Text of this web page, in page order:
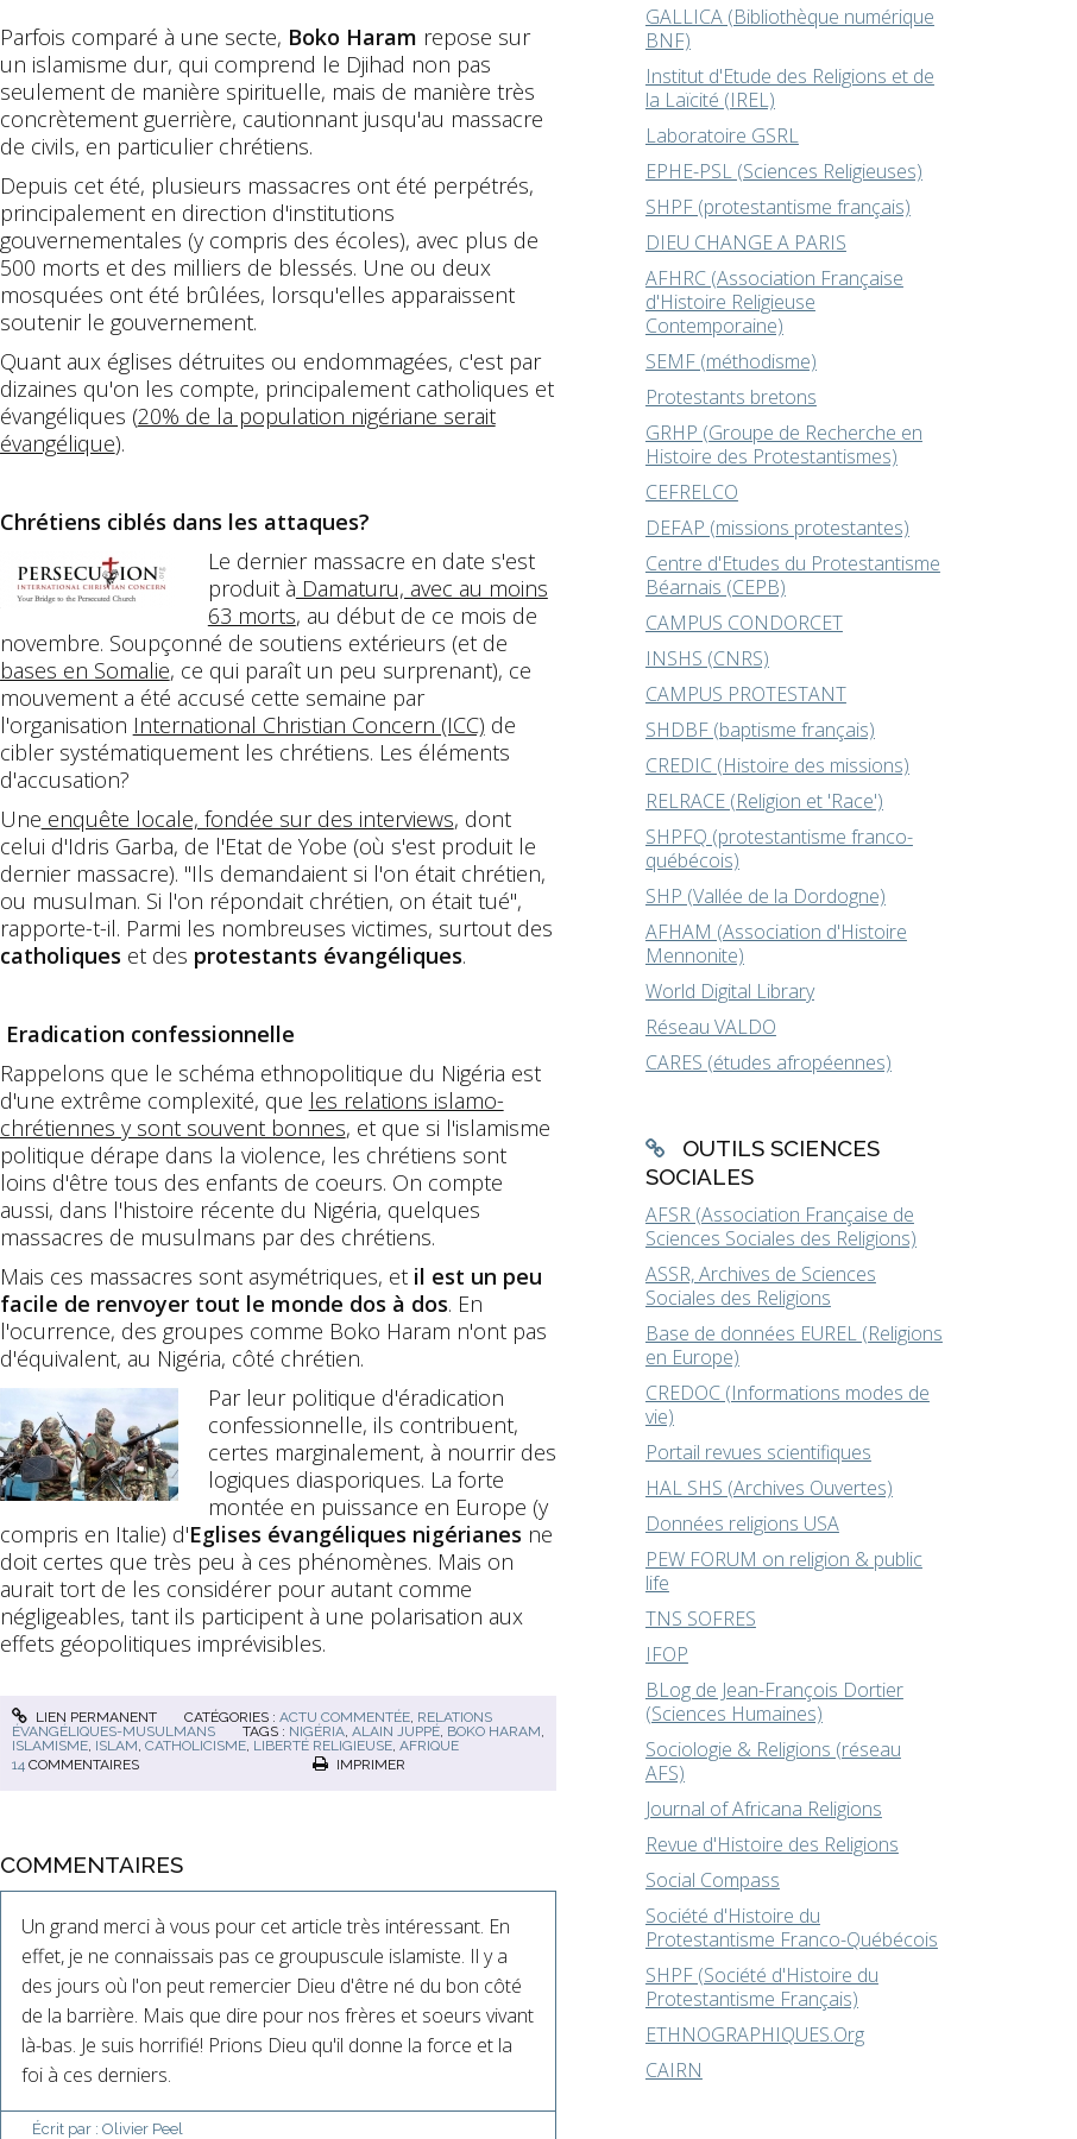
Parfois comparé à une secte, Boko Haram repose sur
un islamisme dur, qui comprend le Djihad non pas
seulement de manière spirituelle, mais de manière très
concrètement guerrière, cautionnant jusqu'au massacre
de civils, en particulier chrétiens.
Depuis cet été, plusieurs massacres ont été perpétrés,
principalement en direction d'institutions
gouvernementales (y compris des écoles), avec plus de
500 morts et des milliers de blessés. Une ou deux
mosquées ont été brûlées, lorsqu'elles apparaissent
soutenir le gouvernement.
Quant aux églises détruites ou endommagées, c'est par
dizaines qu'on les compte, principalement catholiques et
évangéliques (20% de la population nigériane serait
évangélique).
Chrétiens ciblés dans les attaques?
Le dernier massacre en date s'est
produit à Damaturu, avec au moins
63 morts, au début de ce mois de
novembre. Soupçonné de soutiens extérieurs (et de
bases en Somalie, ce qui paraît un peu surprenant), ce
mouvement a été accusé cette semaine par
l'organisation International Christian Concern (ICC) de
cibler systématiquement les chrétiens. Les éléments
d'accusation?
Une enquête locale, fondée sur des interviews, dont
celui d'Idris Garba, de l'Etat de Yobe (où s'est produit le
dernier massacre). "Ils demandaient si l'on était chrétien,
ou musulman. Si l'on répondait chrétien, on était tué",
rapporte-t-il. Parmi les nombreuses victimes, surtout des
catholiques et des protestants évangéliques.
Eradication confessionnelle
Rappelons que le schéma ethnopolitique du Nigéria est
d'une extrême complexité, que les relations islamo-
chrétiennes y sont souvent bonnes, et que si l'islamisme
politique dérape dans la violence, les chrétiens sont
loins d'être tous des enfants de coeurs. On compte
aussi, dans l'histoire récente du Nigéria, quelques
massacres de musulmans par des chrétiens.
Mais ces massacres sont asymétriques, et il est un peu
facile de renvoyer tout le monde dos à dos. En
l'ocurrence, des groupes comme Boko Haram n'ont pas
d'équivalent, au Nigéria, côté chrétien.
Par leur politique d'éradication
confessionnelle, ils contribuent,
certes marginalement, à nourrir des
logiques diasporiques. La forte
montée en puissance en Europe (y
compris en Italie) d'Eglises évangéliques nigérianes ne
doit certes que très peu à ces phénomènes. Mais on
aurait tort de les considérer pour autant comme
négligeables, tant ils participent à une polarisation aux
effets géopolitiques imprévisibles.
LIEN PERMANENT CATÉGORIES :ACTU COMMENTÉE, RELATIONS
ÉVANGÉLIQUES-MUSULMANS
TAGS : NIGÉRIA, ALAIN JUPPÉ, BOKO HARAM,
ISLAMISME, ISLAM, CATHOLICISME, LIBERTÉ RELIGIEUSE, AFRIQUE
14 COMMENTAIRES IMPRIMER
COMMENTAIRES
Un grand merci à vous pour cet article très intéressant. En
effet, je ne connaissais pas ce groupuscule islamiste. Il y a
des jours où l'on peut remercier Dieu d'être né du bon côté
de la barrière. Mais que dire pour nos frères et soeurs vivant
là-bas. Je suis horrifié! Prions Dieu qu'il donne la force et la
foi à ces derniers.
Écrit par : Olivier Peel
GALLICA (Bibliothèque numérique
BNF)
Institut d'Etude des Religions et de
la Laïcité (IREL)
Laboratoire GSRL
EPHE-PSL (Sciences Religieuses)
SHPF (protestantisme français)
DIEU CHANGE A PARIS
AFHRC (Association Française
d'Histoire Religieuse
Contemporaine)
SEMF (méthodisme)
Protestants bretons
GRHP (Groupe de Recherche en
Histoire des Protestantismes)
CEFRELCO
DEFAP (missions protestantes)
Centre d'Etudes du Protestantisme
Béarnais (CEPB)
CAMPUS CONDORCET
INSHS (CNRS)
CAMPUS PROTESTANT
SHDBF (baptisme français)
CREDIC (Histoire des missions)
RELRACE (Religion et 'Race')
SHPFQ (protestantisme franco-
québécois)
SHP (Vallée de la Dordogne)
AFHAM (Association d'Histoire
Mennonite)
World Digital Library
Réseau VALDO
CARES (études afropéennes)
OUTILS SCIENCES
SOCIALES
AFSR (Association Française de
Sciences Sociales des Religions)
ASSR, Archives de Sciences
Sociales des Religions
Base de données EUREL (Religions
en Europe)
CREDOC (Informations modes de
vie)
Portail revues scientifiques
HAL SHS (Archives Ouvertes)
Données religions USA
PEW FORUM on religion & public
life
TNS SOFRES
IFOP
BLog de Jean-François Dortier
(Sciences Humaines)
Sociologie & Religions (réseau
AFS)
Journal of Africana Religions
Revue d'Histoire des Religions
Social Compass
Société d'Histoire du
Protestantisme Franco-Québécois
SHPF (Société d'Histoire du
Protestantisme Français)
ETHNOGRAPHIQUES.Org
CAIRN